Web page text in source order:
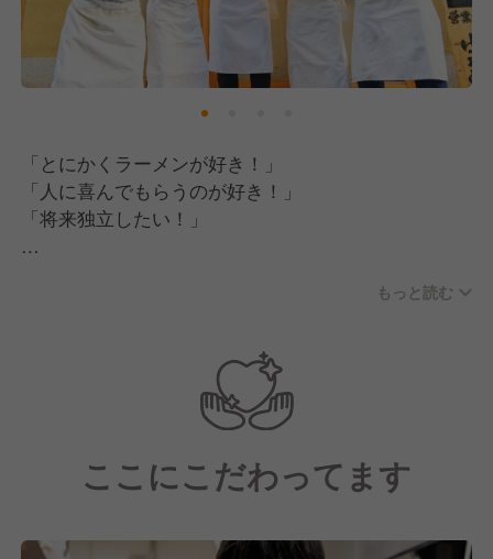
「とにかくラーメンが好き！」
「人に喜んでもらうのが好き！」
「将来独立したい！」
年齢や性別、学歴や社歴などは関係なく、多くの方が
INGSでは ’人柄採用’ をしているので社員の仲の良さ
お休みの日に他店のスタッフと飲みに行ったり、時に
は代表と一緒にフットサルの大会に出たり、代表から
新入社員まで社員同士の距離が近いことがラーメン事
もっと読む
ここにこだわってます